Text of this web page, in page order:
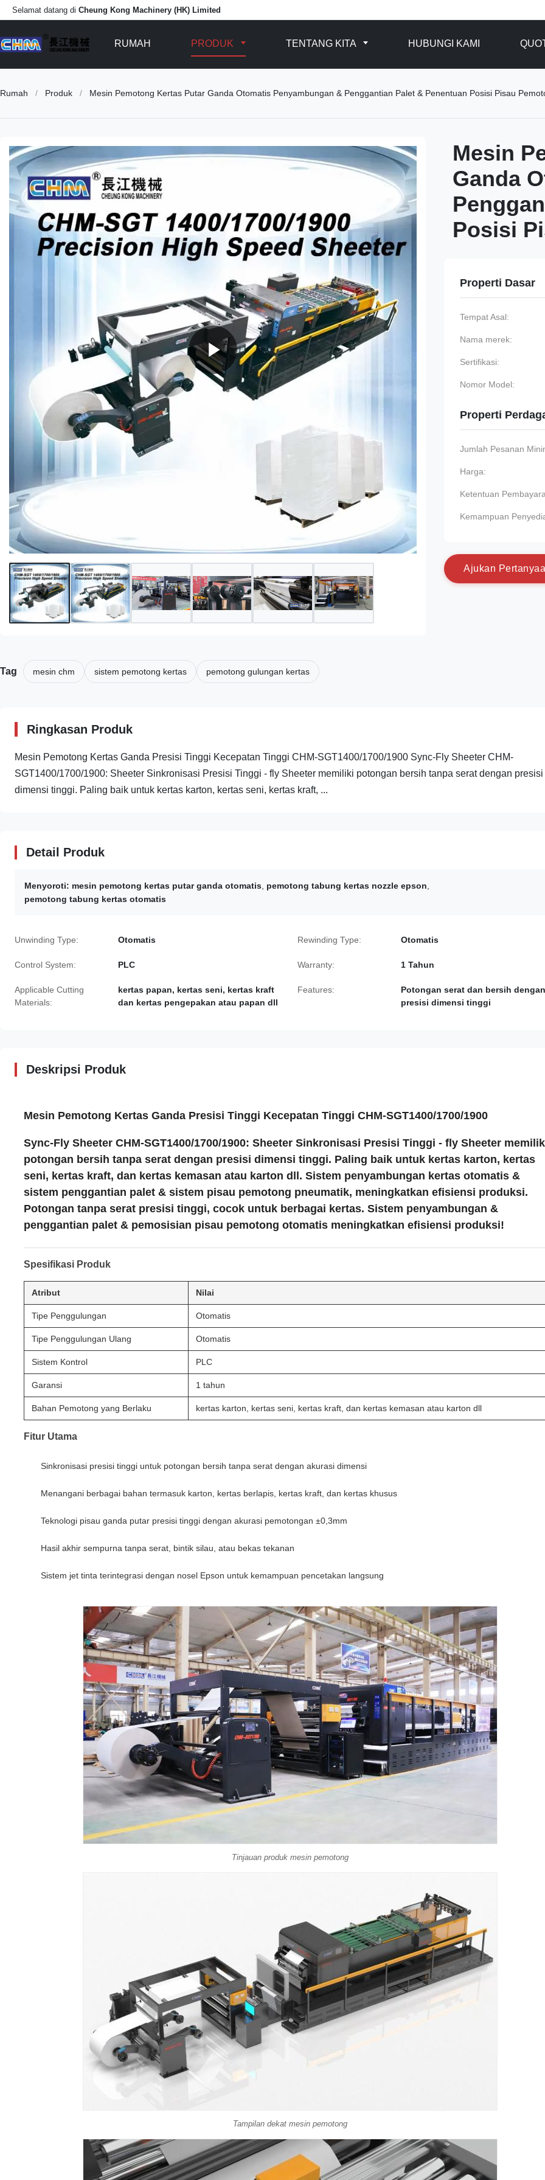
Selamat datang di Cheung Kong Machinery (HK) Limited
RUMAH PRODUK TENTANG KITA HUBUNGI KAMI
Rumah / Produk / Mesin Pemotong Kertas Putar Ganda Otomatis Penyambungan & Penggantian Palet & Penentuan Posisi Pisau
Mesin
Ganda
Posisi
Properti Dasar
Tempat Asal:
Nama merek:
Sertifikasi:
Nomor Model:
Properti
Jumlah Pesanan
Harga:
Ketentuan
Kemampuan
Aju kan Pertanyaa
Tag mesin chm sistem pemotong kertas pemotong gulungan kertas
Ringkasan Produk
Mesin Pemotong Kertas Ganda Presisi Tinggi Kecepatan Tinggi CHM-SGT1400/1700/1900 Sync-Fly Sheeter CHM-
SGT1400/1700/1900: Sheeter Sinkronisasi Presisi Tinggi - fly Sheeter memiliki potongan bersih tanpa serat dengan presisi
dimensi tinggi. Paling baik untuk kertas karton, kertas seni, kertas kraft, ...
Detail Produk
Menyoroti: mesin pemotong kertas putar ganda otomatis pemotong tabung kertas nozzle epson
pemotong tabung kertas otomatis
Unwinding Type: Otomatis Rewinding Type: Otomatis
Control System: PLC Warranty: 1 Tahun
Applicable Cutting
Materials:
kertas papan, kertas seni, kertas kraft
dan kertas pengepakan atau papan dll
Features:
Potongan serat dan bersih dengan
presisi dimensi tinggi
Deskripsi Produk
Mesin Pemotong Kertas Ganda Presisi Tinggi Kecepatan Tinggi CHM-SGT1400/1700/1900
Sync-Fly Sheeter CHM-SGT1400/1700/1900: Sheeter Sinkronisasi Presisi Tinggi - fly Sheeter
potongan bersih tanpa serat dengan presisi dimensi tinggi. Paling baik untuk kertas karton, kertas
seni, kertas kraft, dan kertas kemasan atau karton dll. Sistem penyambungan kertas otomatis &
sistem penggantian palet & sistem pisau pemotong pneumatik, meningkatkan efisiensi produksi.
Potongan tanpa serat presisi tinggi, cocok untuk berbagai kertas. Sistem penyambungan &
penggantian palet & pemosisian pisau pemotong otomatis meningkatkan efisiensi produksi!
Spesifikasi Produk
Atribut Nilai
Tipe Penggulungan Otomatis
Tipe Penggulungan Ulang Otomatis
Sistem Kontrol PLC
Garansi 1 tahun
Bahan Pemotong yang Berlaku kertas karton, kertas seni, kertas kraft, dan kertas kemasan atau karton dll
Fitur Utama
Sinkronisasi presisi tinggi untuk potongan bersih tanpa serat dengan akurasi dimensi
Menangani berbagai bahan termasuk karton, kertas berlapis, kertas kraft, dan kertas khusus
Teknologi pisau ganda putar presisi tinggi dengan akurasi pemotongan ±0,3mm
Hasil akhir sempurna tanpa serat, bintik silau, atau bekas tekanan
Sistem jet tinta terintegrasi dengan nosel Epson untuk kemampuan pencetakan langsung
Tinjauan produk mesin pemotong
Tampilan dekat mesin pemotong